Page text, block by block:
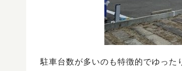
駐車台数が多いのも特徴的でゆっ